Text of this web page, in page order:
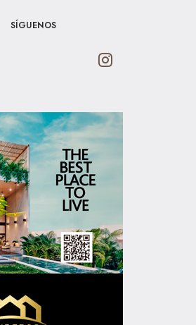
SÍGUENOS